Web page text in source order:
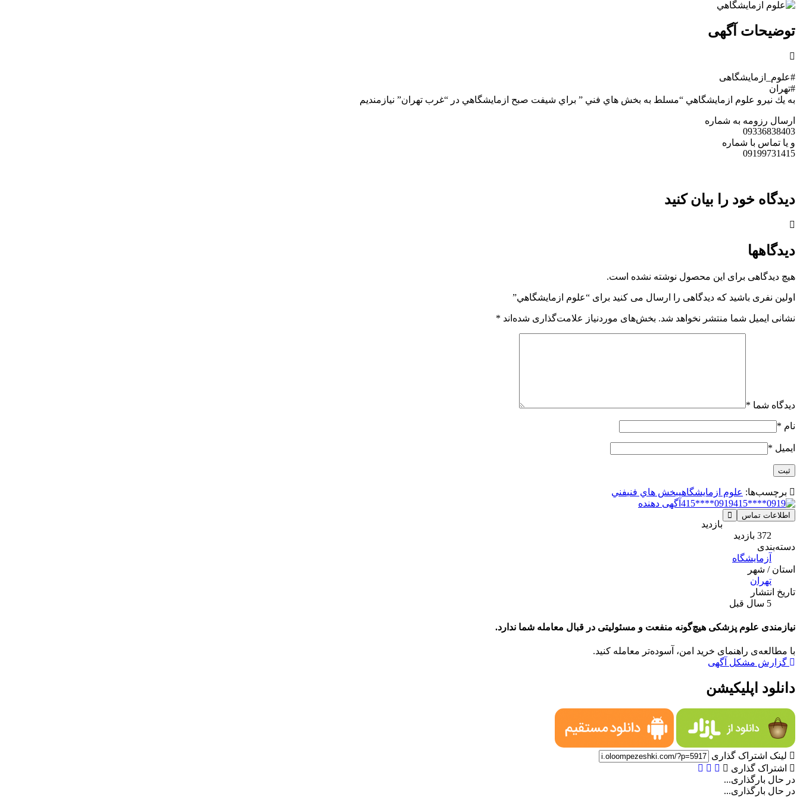
توضیحات آگهی
#علوم_ازمایشگاهی
#تهران
به يك نيرو علوم ازمايشگاهي “مسلط به بخش هاي فني ” براي شيفت صبح ازمايشگاهي در “غرب تهران” نيازمنديم
ارسال رزومه به شماره
09336838403
و يا تماس با شماره
09199731415
دیدگاه خود را بیان کنید
دیدگاهها
هیچ دیدگاهی برای این محصول نوشته نشده است.
اولین نفری باشید که دیدگاهی را ارسال می کنید برای “علوم ازمايشگاهي”
نشانی ایمیل شما منتشر نخواهد شد. بخش‌های موردنیاز علامت‌گذاری شده‌اند *
دیدگاه شما *
نام *
ایمیل *
برچسب‌ها: علوم ازمايشگاهيبخش هاي فنيفني
0919****415
آگهی دهنده
اطلاعات تماس
بازدید
372 بازدید
دسته‌بندی
آزمایشگاه
استان / شهر
تهران
تاریخ انتشار
5 سال قبل
نیازمندی علوم پزشکی هیچ‌گونه منفعت و مسئولیتی در قبال معامله شما ندارد.
با مطالعه‌ی راهنمای خرید امن، آسوده‌تر معامله کنید.
گزارش مشکل آگهی
دانلود اپلیکیشن
لینک اشتراک گذاری
اشتراک گذاری
در حال بارگذاری...
در حال بارگذاری...